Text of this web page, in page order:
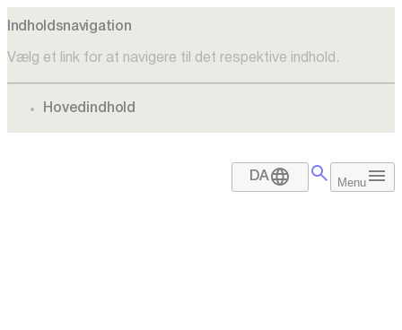
Indholdsnavigation
Vælg et link for at navigere til det respektive indhold.
gå til
Hovedindhold
DA Menu